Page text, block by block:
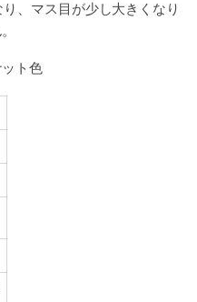
、マス目が少し大きくなり
ト色